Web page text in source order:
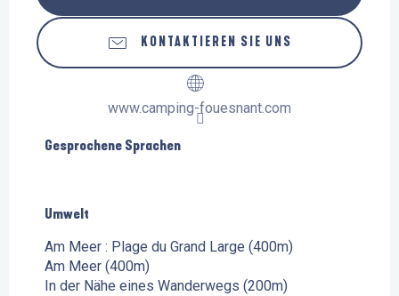
KONTAKTIEREN SIE UNS
www.camping-fouesnant.com
Gesprochene Sprachen
Gesprochene Sprachen
Umwelt
Umwelt
Am Meer : Plage du Grand Large (400m)
Am Meer (400m)
In der Nähe eines Wanderwegs (200m)